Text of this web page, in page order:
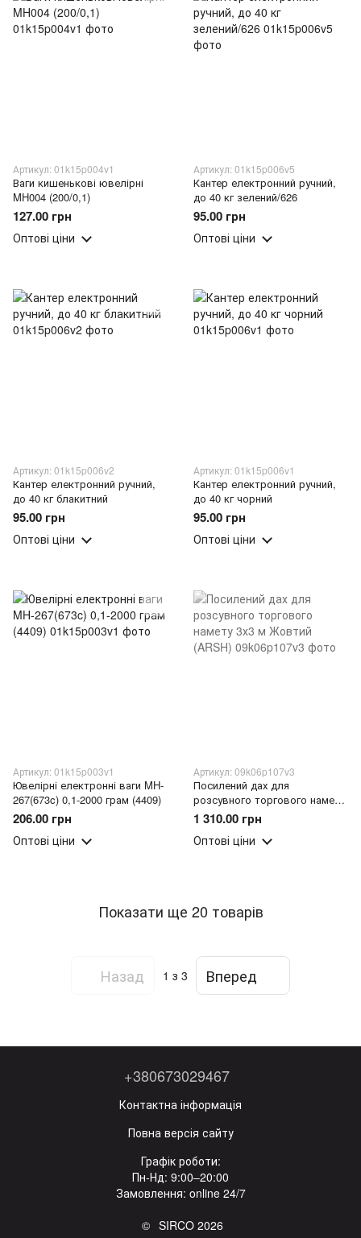
Артикул: 01k15p004v1
Ваги кишенькові ювелірні
MH004 (200/0,1)
127.00 грн
Оптові ціни
Артикул: 01k15p006v5
Кантер електронний ручний,
до 40 кг зелений/626
95.00 грн
Оптові ціни
Артикул: 01k15p006v2
Кантер електронний ручний,
до 40 кг блакитний
95.00 грн
Оптові ціни
Артикул: 01k15p006v1
Кантер електронний ручний,
до 40 кг чорний
95.00 грн
Оптові ціни
Артикул: 01k15p003v1
Ювелірні електронні ваги MH-
267(673c) 0,1-2000 грам (4409)
206.00 грн
Оптові ціни
Артикул: 09k06p107v3
Посилений дах для
розсувного торгового намету
3х3 м Жовтий (ARSH)
1 310.00 грн
Оптові ціни
Показати ще 20 товарів
Назад 1 з 3 Вперед
+380673029467
Контактна інформація
Повна версія сайту
Графік роботи:
Пн-Нд: 9:00–20:00
Замовлення: online 24/7
© SIRCO 2026